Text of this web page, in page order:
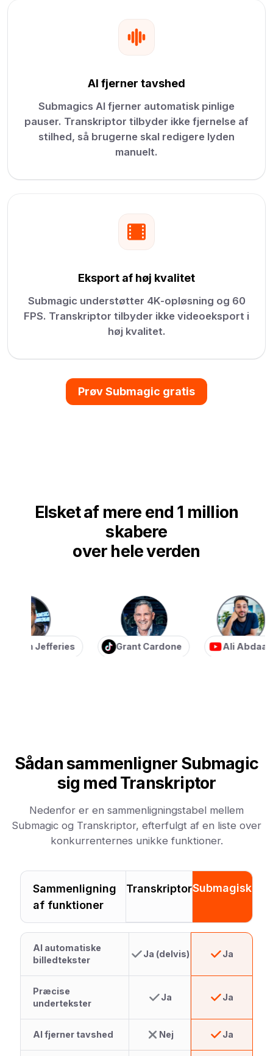
AI fjerner tavshed
Submagics AI fjerner automatisk pinlige
pauser. Transkriptor tilbyder ikke fjernelse af
stilhed, så brugerne skal redigere lyden
manuelt.
Eksport af høj kvalitet
Submagic understøtter 4K-opløsning og 60
FPS. Transkriptor tilbyder ikke videoeksport i
høj kvalitet.
Prøv Submagic gratis
Elsket af mere end 1 million
skabere
over hele verden
Jefferies Grant Cardone Ali Abdaal
Sådan sammenligner Submagic
sig med Transkriptor
Nedenfor er en sammenligningstabel mellem
Submagic og Transkriptor, efterfulgt af en liste over
konkurrenternes unikke funktioner.
Sammenligning
af funktioner
TranskriptorSubmagisk
AI automatiske
billedtekster
Ja (delvis) Ja
Præcise
undertekster
Ja Ja
AI fjerner tavshed Nej Ja